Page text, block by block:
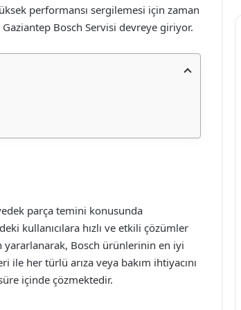
performansı sergilemesi için zaman
Bosch Servisi devreye giriyor.
parça temini konusunda
kullanıcılara hızlı ve etkili çözümler
yararlanarak, Bosch ürünlerinin en iyi
ile her türlü arıza veya bakım ihtiyacını
içinde çözmektedir.